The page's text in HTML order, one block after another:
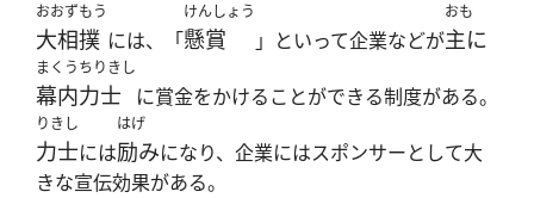
おおずもう
大相撲 には、「
けんしょう
懸賞 」といって企業などが
おも
主に
まくうちりきし
幕内力士 に賞金をかけることができる制度がある。
りきし
力士には
はげ
励みになり、企業にはスポンサーとして大
きな宣伝効果がある。